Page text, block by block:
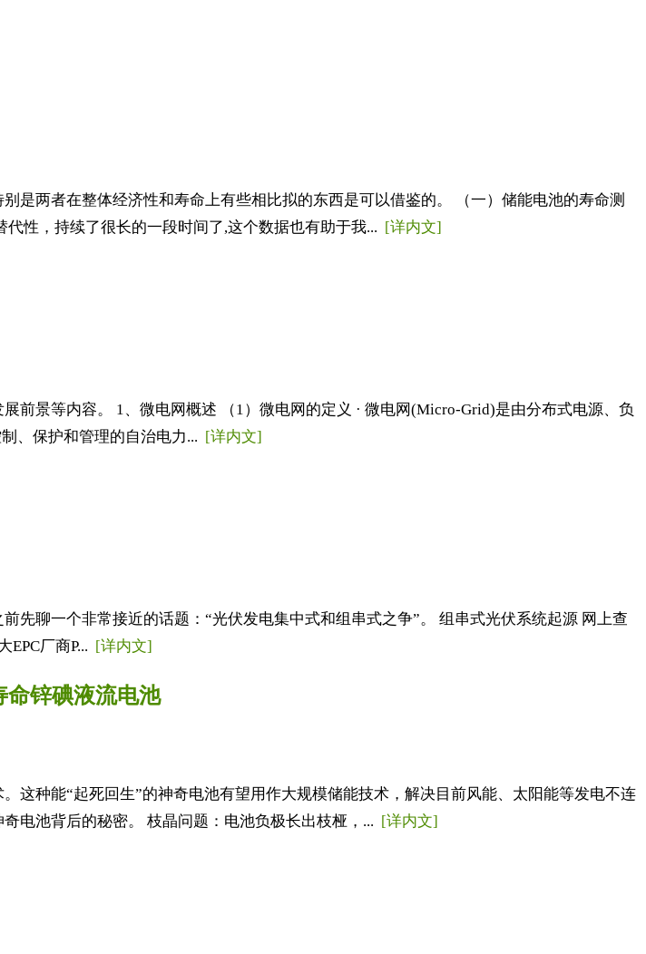
是两者在整体经济性和寿命上有些相比拟的东西是可以借鉴的。 （一）储能电池的寿命测
性，持续了很长的一段时间了,这个数据也有助于我... [详内文]
景等内容。 1、微电网概述 （1）微电网的定义 · 微电网(Micro-Grid)是由分布式电源、负
、保护和管理的自治电力... [详内文]
先聊一个非常接近的话题：“光伏发电集中式和组串式之争”。 组串式光伏系统起源 网上查
厂商P... [详内文]
命锌碘液流电池
这种能“起死回生”的神奇电池有望用作大规模储能技术，解决目前风能、太阳能等发电不连
电池背后的秘密。 枝晶问题：电池负极长出枝桠，... [详内文]